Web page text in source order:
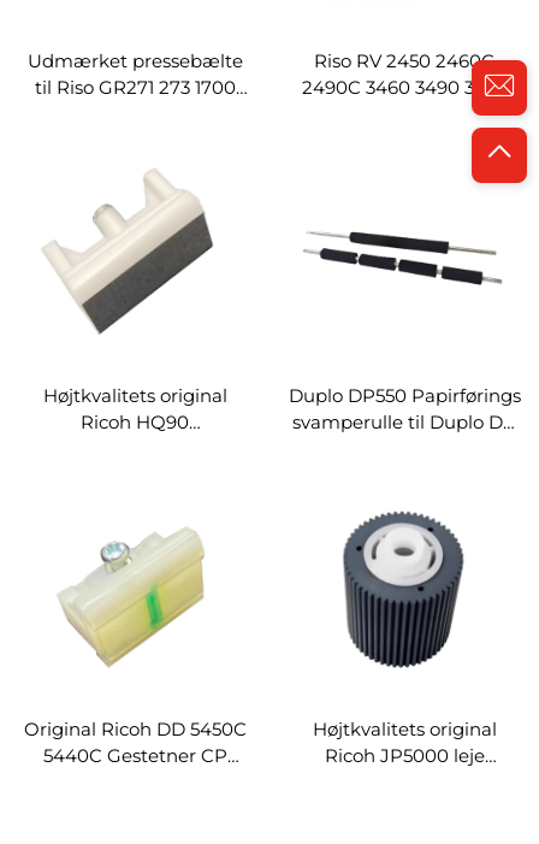
Udmærket pressebælte
til Riso GR271 273 1700
Duplicator Reservedele
Rullebælte
Riso RV 2450 2460C
2490C 3460 3490 3650
3660 3690 5690 9690
Digital Duplicator
Højtkvalitets original
Ricoh HQ90
Duplicator Reservedele
Friktionssadel
Separationssadelpad
Duplo DP550 Papirførings
svamperulle til Duplo DP
Føringssvamprulle
Original Ricoh DD 5450C
5440C Gestetner CP
Højtkvalitets original
Ricoh JP5000 leje